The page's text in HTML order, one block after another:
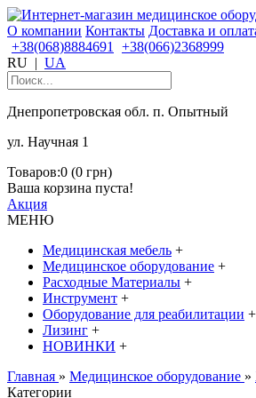
О компании Контакты Доставка и
+38(068)8884691
+38(066)2368999
RU | UA
Днепропетровская обл. п. Опытный
ул. Научная 1
Товаров:0 (0 грн)
Ваша корзина пуста!
Акция
МЕНЮ
Медицинская мебель +
Медицинское оборудование +
Расходные Материалы +
Инструмент +
Оборудование для реабилитации +
Лизинг +
НОВИНКИ +
Главная » Медицинское оборудование »
Категории